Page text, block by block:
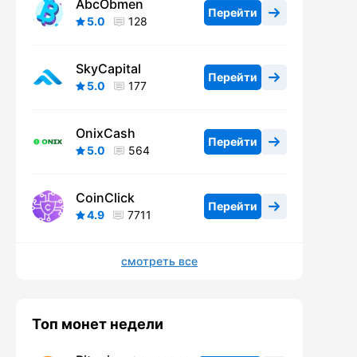
AbcObmen
5.0 128
Перейти
SkyCapital
5.0 177
Перейти
OnixCash
5.0 564
Перейти
CoinClick
4.9 7711
Перейти
смотреть все
Топ монет недели